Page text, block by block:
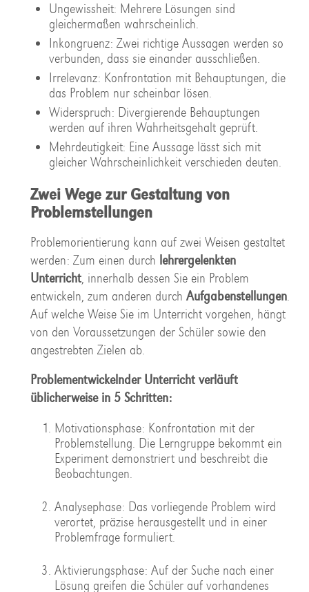
Ungewissheit: Mehrere Lösungen sind
gleichermaßen wahrscheinlich.
Inkongruenz: Zwei richtige Aussagen werden so
verbunden, dass sie einander ausschließen.
Irrelevanz: Konfrontation mit Behauptungen, die
das Problem nur scheinbar lösen.
Widerspruch: Divergierende Behauptungen
werden auf ihren Wahrheitsgehalt geprüft.
Mehrdeutigkeit: Eine Aussage lässt sich mit
gleicher Wahrscheinlichkeit verschieden deuten.
Zwei Wege zur Gestaltung von
Problemstellungen
Problemorientierung kann auf zwei Weisen gestaltet
werden: Zum einen durch lehrergelenkten
Unterricht, innerhalb dessen Sie ein Problem
entwickeln, zum anderen durch Aufgabenstellungen.
Auf welche Weise Sie im Unterricht vorgehen, hängt
von den Voraussetzungen der Schüler sowie den
angestrebten Zielen ab.
Problementwickelnder Unterricht verläuft
üblicherweise in 5 Schritten:
Motivationsphase: Konfrontation mit der
Problemstellung. Die Lerngruppe bekommt ein
Experiment demonstriert und beschreibt die
Beobachtungen.
Analysephase: Das vorliegende Problem wird
verortet, präzise herausgestellt und in einer
Problemfrage formuliert.
Aktivierungsphase: Auf der Suche nach einer
Lösung greifen die Schüler auf vorhandenes